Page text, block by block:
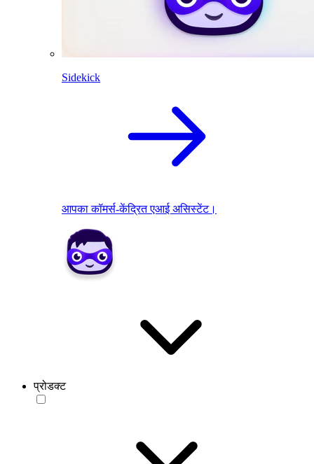
Sidekick
आपका कॉमर्स-केंद्रित एआई असिस्टेंट।
प्रोडक्ट